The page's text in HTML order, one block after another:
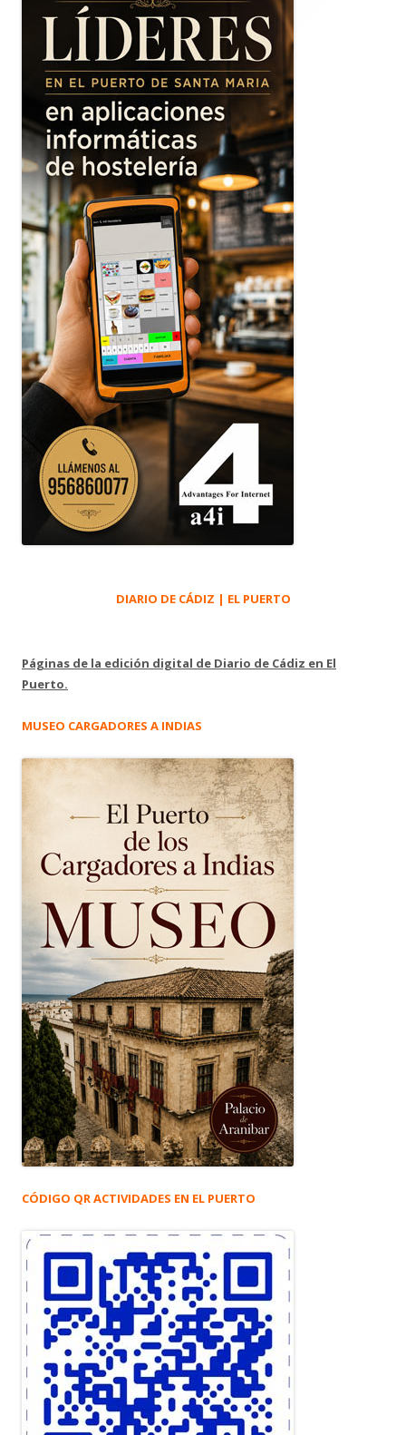
principal
DIARIO DE CÁDIZ | EL PUERTO
Páginas de la edición digital de Diario de Cádiz en El
Puerto.
MUSEO CARGADORES A INDIAS
CÓDIGO QR ACTIVIDADES EN EL PUERTO